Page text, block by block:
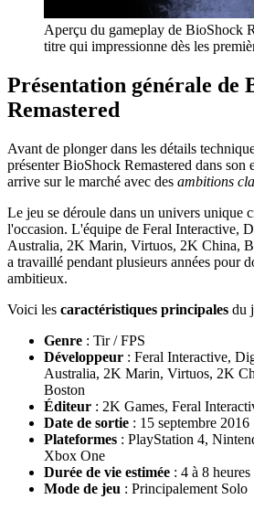
Aperçu du gameplay de BioShock
titre qui impressionne dès les
Présentation générale de
Remastered
Avant de plonger dans les détails
présenter BioShock Remastered dans son
arrive sur le marché avec des ambitions
Le jeu se déroule dans un univers unique
l'occasion. L'équipe de Feral Interactive,
Australia, 2K Marin, Virtuos, 2K China,
a travaillé pendant plusieurs années pour
ambitieux.
Voici les caractéristiques principales du
Genre : Tir / FPS
Développeur : Feral Interactive,
Australia, 2K Marin, Virtuos, 2K
Boston
Éditeur : 2K Games, Feral
Date de sortie : 15 septembre 2016
Plateformes : PlayStation 4,
Xbox One
Durée de vie estimée : 4 à 8 heures
Mode de jeu : Principalement Solo